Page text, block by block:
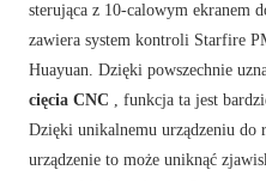
sterująca z 10-calowym ekranem
zawiera system kontroli Starfire
Huayuan. Dzięki powszechnie
cięcia CNC , funkcja ta jest
Dzięki unikalnemu urządzeniu do
urządzenie to może uniknąć